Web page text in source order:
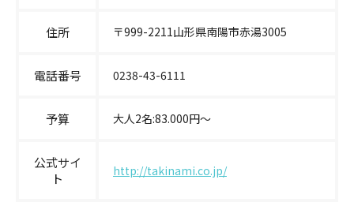
住所 〒999-2211山形県南陽市赤湯3005
電話番号 0238-43-6111
予算 大人2名:83.000円〜
公式サイ
ト
http://takinami.co.jp/